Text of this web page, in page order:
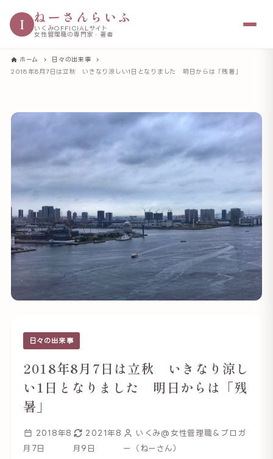
I ねーさんらいふ
いくみOFFICIALサイト
女性管理職の専門家・著者
ホーム
日々の出来事
2018年8月7日は立秋 いきなり涼しい1日となりました 明日からは「残暑」
日々の出来事
2018年8月7日は立秋 いきなり涼し
い1日となりました 明日からは「残
暑」
2018年8
月7日
2021年8
月9日
いくみ@女性管理職＆ブロガ
ー（ねーさん）